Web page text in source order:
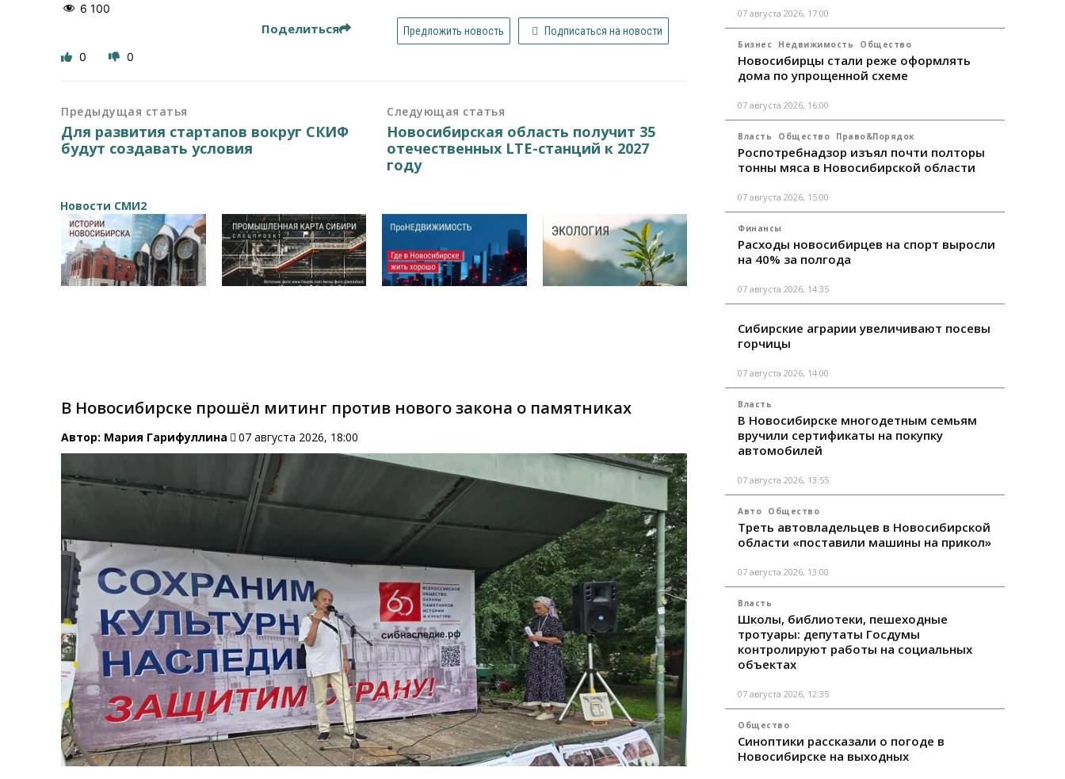
6 100
Поделиться Предложить новость Подписаться на новости
0 0
Предыдущая статья
Для развития стартапов вокруг СКИФ
будут создавать условия
Следующая статья
Новосибирская область получит 35
отечественных LTE-станций к 2027
году
Новости СМИ2
В Новосибирске прошёл митинг против нового закона о памятниках
Автор: Мария Гарифуллина 07 августа 2026, 18:00
07 августа 2026, 17:00
Бизнес Недвижимость Общество
Новосибирцы стали реже оформлять
дома по упрощенной схеме
07 августа 2026, 16:00
Власть Общество Право&Порядок
Роспотребнадзор изъял почти полторы
тонны мяса в Новосибирской области
07 августа 2026, 15:00
Финансы
Расходы новосибирцев на спорт выросли
на 40% за полгода
07 августа 2026, 14:35
Сибирские аграрии увеличивают посевы
горчицы
07 августа 2026, 14:00
Власть
В Новосибирске многодетным семьям
вручили сертификаты на покупку
автомобилей
07 августа 2026, 13:55
Авто Общество
Треть автовладельцев в Новосибирской
области «поставили машины на прикол»
07 августа 2026, 13:00
Власть
Школы, библиотеки, пешеходные
тротуары: депутаты Госдумы
контролируют работы на социальных
объектах
07 августа 2026, 12:35
Общество
Синоптики рассказали о погоде в
Новосибирске на выходных